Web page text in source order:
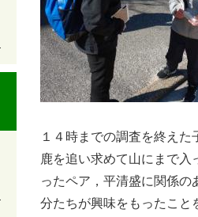
１４時までの調査を終えた
鹿を追い求めて山にまで
ったペア，平清盛に関係
分たちが興味をもったこと